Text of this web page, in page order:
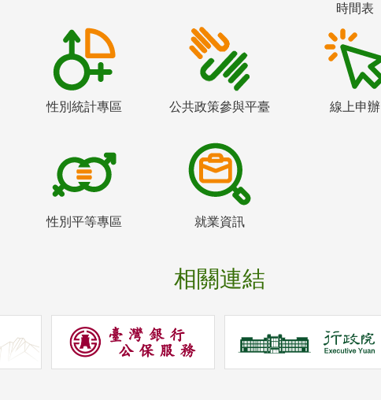
時間表
性別統計專區 公共政策參與平臺 線上申辦
性別平等專區 就業資訊
相關連結